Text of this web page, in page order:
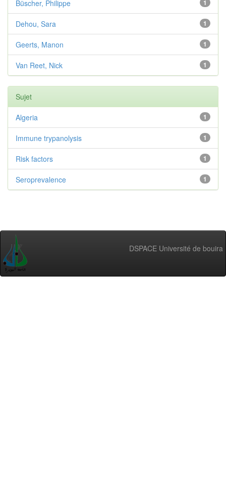
1
Büscher, Philippe
1
Dehou, Sara
1
Geerts, Manon
1
Van Reet, Nick
Sujet
1
Algeria
1
Immune trypanolysis
1
Risk factors
1
Seroprevalence
DSPACE Université de bouira